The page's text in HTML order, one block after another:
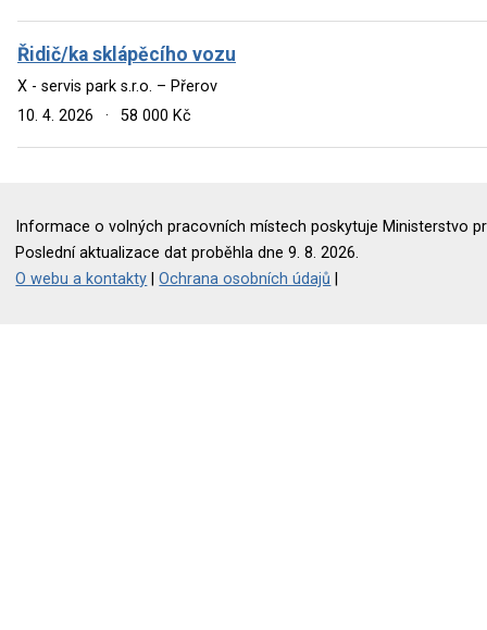
Řidič/ka sklápěcího vozu
X - servis park s.r.o. – Přerov
10. 4. 2026
· 58 000 Kč
Informace o volných pracovních místech poskytuje Ministerstvo
Poslední aktualizace dat proběhla dne 9. 8. 2026.
O webu a kontakty |Ochrana osobních údajů